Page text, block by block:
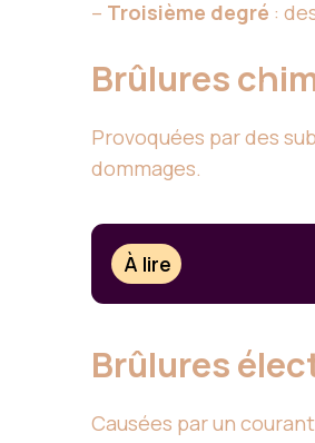
– Troisième degré :
Brûlures
Provoquées par des
dommages.
À lire
Brûlures
Causées par un